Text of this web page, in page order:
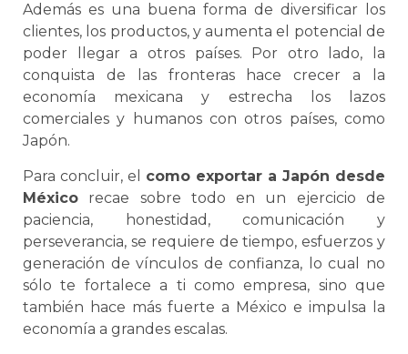
Además es una buena forma de diversificar los
clientes, los productos, y aumenta el potencial de
poder llegar a otros países. Por otro lado, la
conquista de las fronteras hace crecer a la
economía mexicana y estrecha los lazos
comerciales y humanos con otros países, como
Japón.
Para concluir, el como exportar a Japón desde
México recae sobre todo en un ejercicio de
paciencia, honestidad, comunicación y
perseverancia, se requiere de tiempo, esfuerzos y
generación de vínculos de confianza, lo cual no
sólo te fortalece a ti como empresa, sino que
también hace más fuerte a México e impulsa la
economía a grandes escalas.